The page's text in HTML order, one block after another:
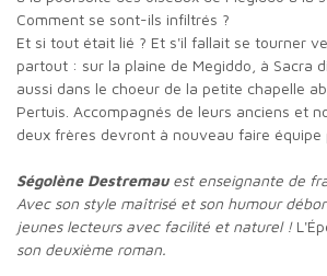
Comment se sont-ils infiltrés ?
Et si tout était lié ? Et s'il fallait se tourner vers l'archange ? Il est
partout : sur la plaine de Megiddo, à Sacra
aussi dans le choeur de la petite chapelle
Pertuis. Accompagnés de leurs anciens et
deux frères devront à nouveau faire équipe
Ségolène Destremauest enseignante de
Avec son style maîtrisé et son humour
jeunes lecteurs avec facilité et naturel !
son deuxième roman.